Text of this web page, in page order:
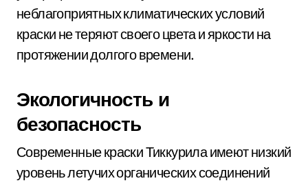
неблагоприятных климатических условий
краски не теряют своего цвета и яркости на
протяжении долгого времени.
Экологичность и
безопасность
Современные краски Тиккурила имеют низкий
уровень летучих органических соединений